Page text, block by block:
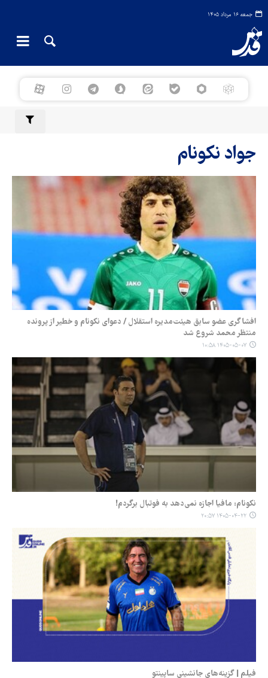
جمعه ۱۶ مرداد ۱۴۰۵
جواد نکونام
افشاگری عضو سابق هیئت‌مدیره استقلال / دعوای نکونام و خطیر از پرونده
منتظر محمد شروع شد
۱۴۰۵-۰۵-۰۷ ۱۰:۵۸
نکونام: مافیا اجازه نمی‌دهد به فوتبال برگردم!
۱۴۰۵-۰۴-۲۲ ۲۰:۵۷
فیلم | گزینه‌های جانشینی ساپینتو